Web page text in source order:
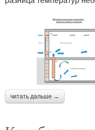
читать дальше →